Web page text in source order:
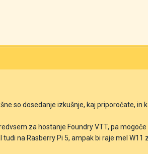
so dosedanje izkušnje, kaj priporočate, in
za hostanje Foundry VTT, pa
tudi na Rasberry Pi 5, ampak bi raje mel W11